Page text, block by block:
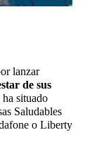
lanzar
de sus
situado
Saludables
o Liberty